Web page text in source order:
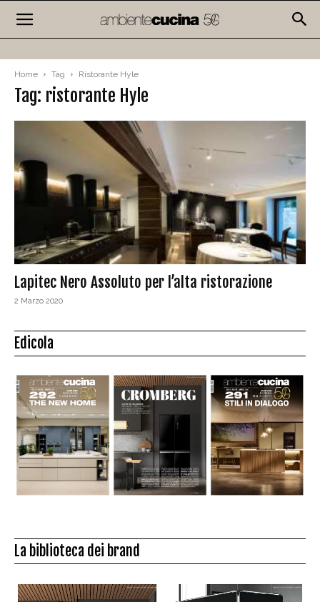
Home Tag Ristorante Hyle
Tag: ristorante Hyle
Lapitec Nero Assoluto per l’alta ristorazione
2 Marzo 2020
Edicola
La biblioteca dei brand